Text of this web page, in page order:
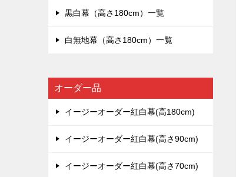
黒白幕（高さ180cm）一覧
白無地幕（高さ180cm）一覧
オーダー品
イージーオーダー紅白幕(高180cm)
イージーオーダー紅白幕(高さ90cm)
イージーオーダー紅白幕(高さ70cm)